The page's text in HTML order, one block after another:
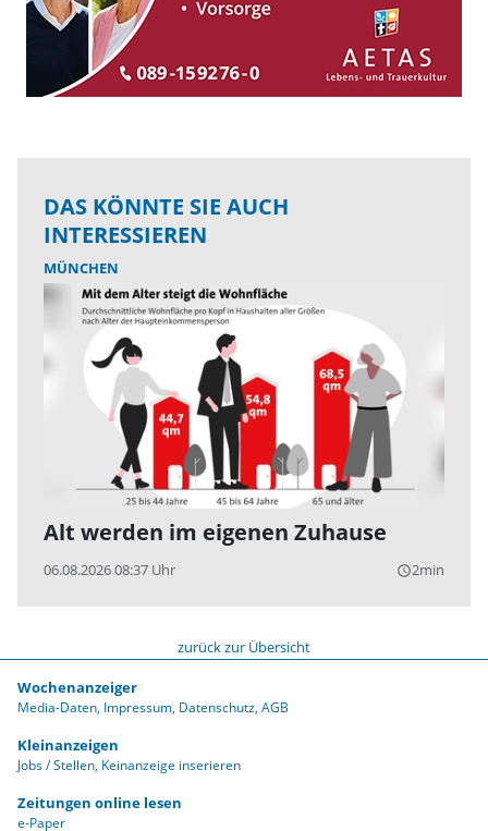
DAS KÖNNTE SIE AUCH
INTERESSIEREN
MÜNCHEN
Alt werden im eigenen Zuhause
06.08.2026 08:37 Uhr query_builder2min
zurück zur Übersicht
Wochenanzeiger
Media-Daten Impressum Datenschutz AGB
Kleinanzeigen
Jobs / Stellen Keinanzeige inserieren
Zeitungen online lesen
e-Paper